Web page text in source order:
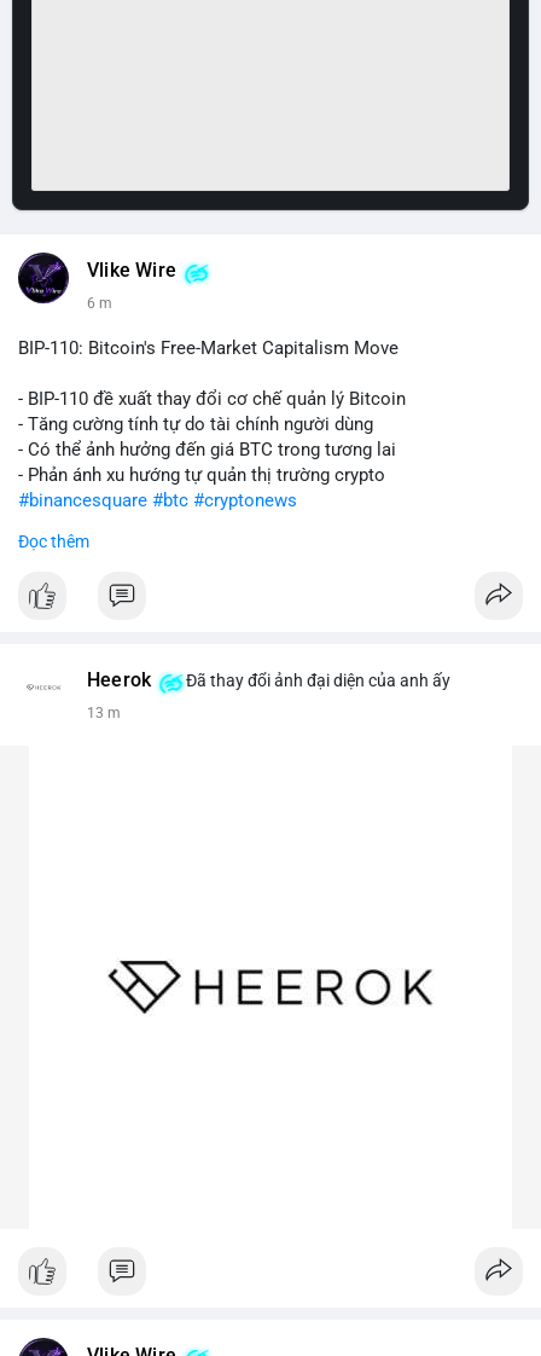
Vlike Wire
6 m
BIP-110: Bitcoin's Free-Market Capitalism Move
- BIP-110 đề xuất thay đổi cơ chế quản lý Bitcoin
- Tăng cường tính tự do tài chính người dùng
- Có thể ảnh hưởng đến giá BTC trong tương lai
- Phản ánh xu hướng tự quản thị trường crypto
#binancesquare #btc #cryptonews
$btc
#vlikevn #titanbot
Đọc thêm
Heerok Đã thay đổi ảnh đại diện của anh ấy
13 m